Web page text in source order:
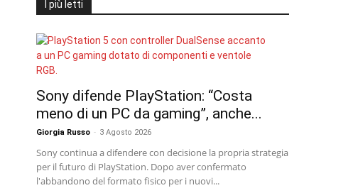
I più letti
Sony difende PlayStation: “Costa
meno di un PC da gaming”, anche...
Giorgia Russo - 3 Agosto 2026
Sony continua a difendere con decisione la propria strategia
per il futuro di PlayStation. Dopo aver confermato
l'abbandono del formato fisico per i nuovi...